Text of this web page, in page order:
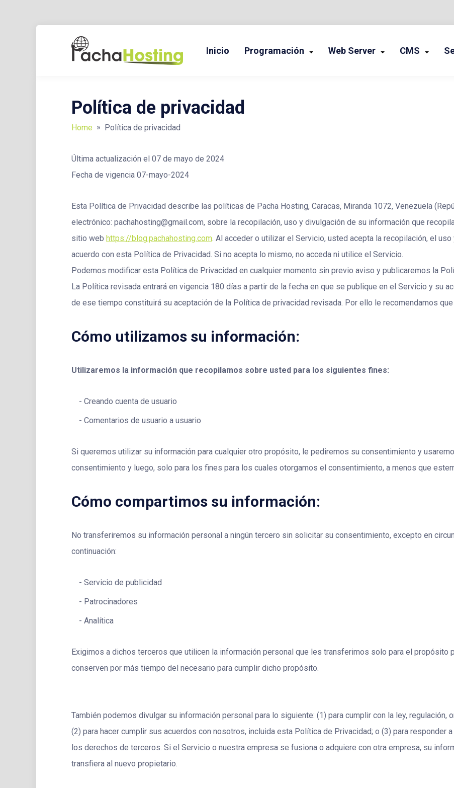
PACHA HOSTING BLOG
BLOG Y TUTORIALES SOBRE HOSTING, DOMINIOS, TECNOLOGÍA, PROGRAMACIÓN, CMS, SISTEMA OPERATIVOS Y MÁS
Inicio Programación Web Server CMS
Política de privacidad
Home » Política de privacidad
Última actualización el 07 de mayo de 2024
Fecha de vigencia 07-mayo-2024
Esta Política de Privacidad describe las políticas de Pacha Hosting, Caracas, Miranda 1072, Venezuela
electrónico: pachahosting@gmail.com, sobre la recopilación, uso y divulgación de su información que
sitio web https://blog.pachahosting.com. Al acceder o utilizar el Servicio, usted acepta la recopilación, el
acuerdo con esta Política de Privacidad. Si no acepta lo mismo, no acceda ni utilice el Servicio.
Podemos modificar esta Política de Privacidad en cualquier momento sin previo aviso y publicaremos la
La Política revisada entrará en vigencia 180 días a partir de la fecha en que se publique en el Servicio y su
de ese tiempo constituirá su aceptación de la Política de privacidad revisada. Por ello le recomendamos
Cómo utilizamos su información:
Utilizaremos la información que recopilamos sobre usted para los siguientes fines:
Creando cuenta de usuario
Comentarios de usuario a usuario
Si queremos utilizar su información para cualquier otro propósito, le pediremos su consentimiento y
consentimiento y luego, solo para los fines para los cuales otorgamos el consentimiento, a menos que
Cómo compartimos su información:
No transferiremos su información personal a ningún tercero sin solicitar su consentimiento, excepto en
continuación:
Servicio de publicidad
Patrocinadores
Analítica
Exigimos a dichos terceros que utilicen la información personal que les transferimos solo para el propósito
conserven por más tiempo del necesario para cumplir dicho propósito.
También podemos divulgar su información personal para lo siguiente: (1) para cumplir con la ley, regulación,
(2) para hacer cumplir sus acuerdos con nosotros, incluida esta Política de Privacidad; o (3) para responder
los derechos de terceros. Si el Servicio o nuestra empresa se fusiona o adquiere con otra empresa, su
transfiera al nuevo propietario.